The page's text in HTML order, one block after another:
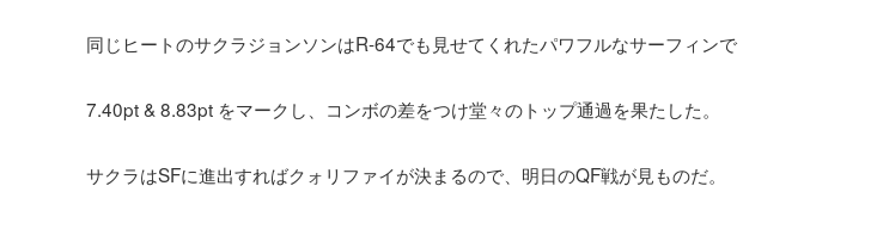
同じヒートのサクラジョンソンはR-64でも見せてくれたパワフルなサーフィンで
7.40pt & 8.83pt をマークし、コンボの差をつけ堂々のトップ通過を果たした。
サクラはSFに進出すればクォリファイが決まるので、明日のQF戦が見ものだ。